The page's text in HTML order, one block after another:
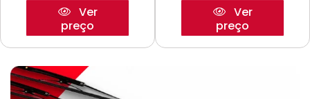
Ver
preço
Ver
preço